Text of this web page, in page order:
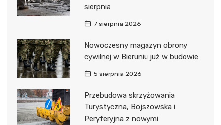
sierpnia
7 sierpnia 2026
Nowoczesny magazyn obrony
cywilnej w Bieruniu już w budowie
5 sierpnia 2026
Przebudowa skrzyżowania
Turystyczna, Bojszowska i
Peryferyjna z nowymi